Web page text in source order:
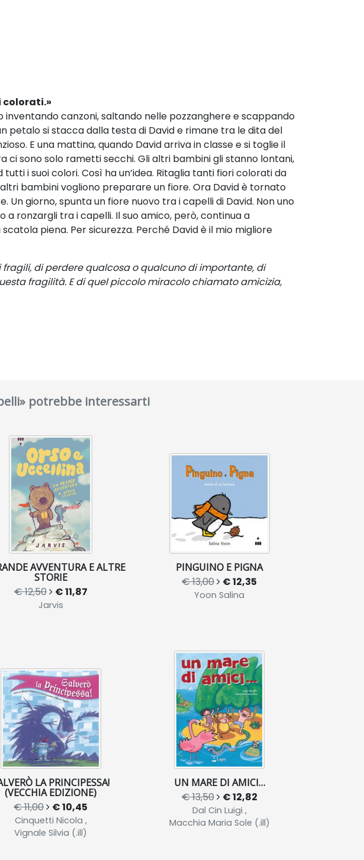
colorati.»
inventando canzoni, saltando nelle pozzanghere e scappando
petalo si stacca dalla testa di David e rimane tra le dita del
E una mattina, quando David arriva in classe e si toglie il
sono solo rametti secchi. Gli altri bambini gli stanno lontani,
i suoi colori. Così ha un’idea. Ritaglia tanti fiori colorati da
bambini vogliono preparare un fiore. Ora David è tornato
giorno, spunta un fiore nuovo tra i capelli di David. Non uno
a ronzargli tra i capelli. Il suo amico, però, continua a
piena. Per sicurezza. Perché David è il mio migliore
di perdere qualcosa o qualcuno di importante, di
fragilità. E di quel piccolo miracolo chiamato amicizia,
potrebbe interessarti
AVVENTURA E ALTRE
STORIE
€ 12,50 € 11,87
Jarvis
PINGUINO E PIGNA
€ 13,00 € 12,35
Yoon Salina
LA PRINCIPESSA!
(VECCHIA EDIZIONE)
€ 11,00 € 10,45
Cinquetti Nicola ,
Vignale Silvia (.ill)
UN MARE DI AMICI…
€ 13,50 € 12,82
Dal Cin Luigi ,
Macchia Maria Sole (.ill)